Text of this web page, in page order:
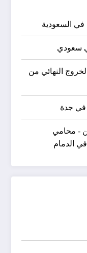
السعودية
سعودي
النهائي من
جدة
- محامي
الدمام